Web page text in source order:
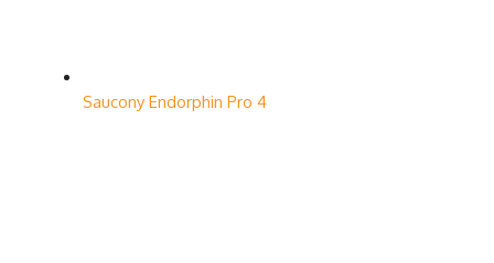
Saucony Endorphin Pro 4